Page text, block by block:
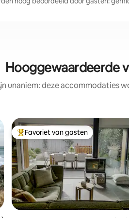
Hooggewaardeerde
unaniem: deze accommodaties
Topfavoriet van gasten
Favoriet van gasten